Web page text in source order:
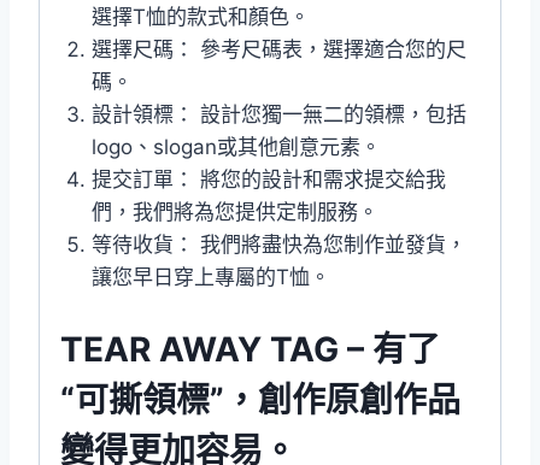
選擇T恤的款式和顏色。
選擇尺碼： 參考尺碼表，選擇適合您的尺
碼。
設計領標： 設計您獨一無二的領標，包括
logo、slogan或其他創意元素。
提交訂單： 將您的設計和需求提交給我
們，我們將為您提供定制服務。
等待收貨： 我們將盡快為您制作並發貨，
讓您早日穿上專屬的T恤。
TEAR AWAY TAG – 有了
“可撕領標”，創作原創作品
變得更加容易。